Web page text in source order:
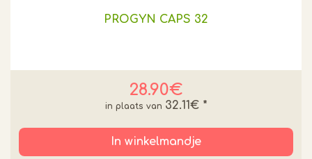
PROGYN CAPS 32
28.90€
32.11€ *
In winkelmandje